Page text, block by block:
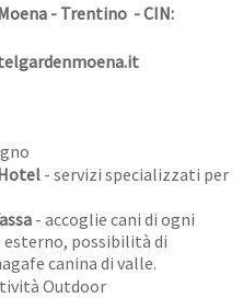
- Trentino - CIN:
- servizi specializzati per
- accoglie cani di ogni
esterno, possibilità di
canina di valle.
Outdoor